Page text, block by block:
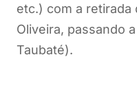
etc.) com a retirada
Oliveira, passando
Taubaté).